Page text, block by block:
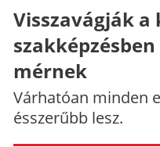
Visszavágják
mérnek
Várhatóan minden
ésszerűbb lesz.